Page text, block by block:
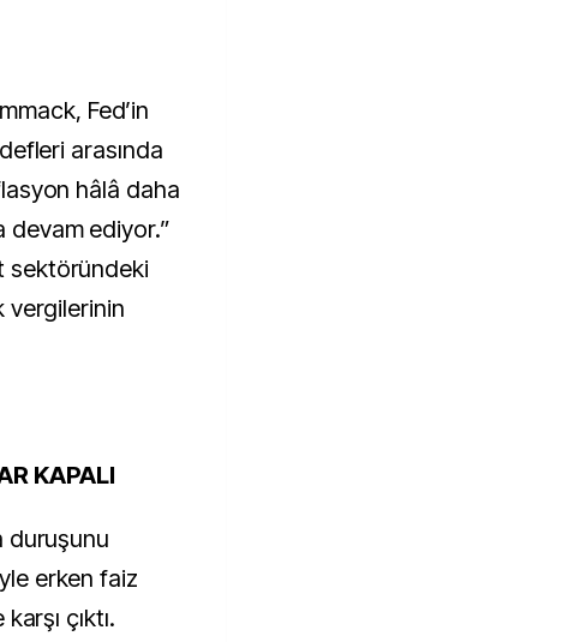
arasında
hâlâ daha
devam ediyor.”
sektöründeki
vergilerinin
KAPALI
duruşunu
erken faiz
çıktı.